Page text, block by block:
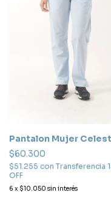
Pantalon Mujer
$60.300
$51.255 con Transferencia
OFF
6 x $10.050 sin interés